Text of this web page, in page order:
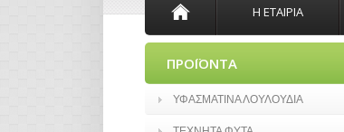
Η ΕΤΑΙΡΙΑ
ΠΡΟΪΟΝΤΑ
ΥΦΑΣΜΑΤΙΝΑ ΛΟΥΛΟΥΔΙΑ